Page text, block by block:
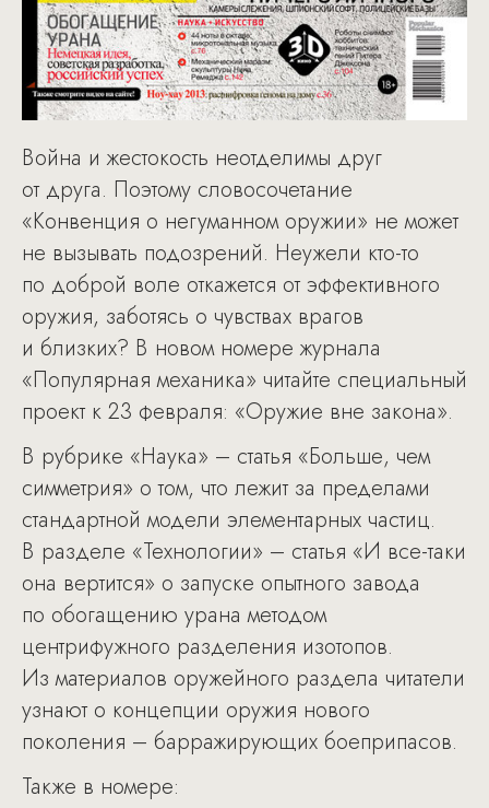
Война и жестокость неотделимы друг
от друга. Поэтому словосочетание
«Конвенция о негуманном оружии» не может
не вызывать подозрений. Неужели кто-то
по доброй воле откажется от эффективного
оружия, заботясь о чувствах врагов
и близких? В новом номере журнала
«Популярная механика» читайте специальный
проект к 23 февраля: «Оружие вне закона».
В рубрике «Наука» – статья «Больше, чем
симметрия» о том, что лежит за пределами
стандартной модели элементарных частиц.
В разделе «Технологии» – статья «И все-таки
она вертится» о запуске опытного завода
по обогащению урана методом
центрифужного разделения изотопов.
Из материалов оружейного раздела читатели
узнают о концепции оружия нового
поколения – барражирующих боеприпасов.
Также в номере: